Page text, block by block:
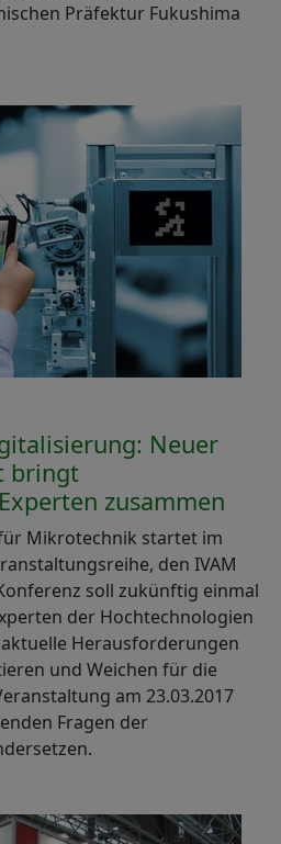
Präfektur Fukushima
Neuer
bringt
zusammen
Mikrotechnik startet im
den IVAM
soll zukünftig einmal
der Hochtechnologien
Herausforderungen
und Weichen für die
am 23.03.2017
Fragen der